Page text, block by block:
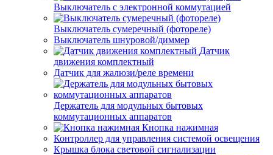
Выключатель с электронной коммутацией
Выключатель сумеречный (фотореле)
Выключатель шнуровой/диммер
Датчик
движения комплектный
Датчик для жалюзи/реле времени
Держатель для модульных бытовых
коммутационных аппаратов
Кнопка нажимная
Контроллер для управления системой освещения
Крышка блока световой сигнализации